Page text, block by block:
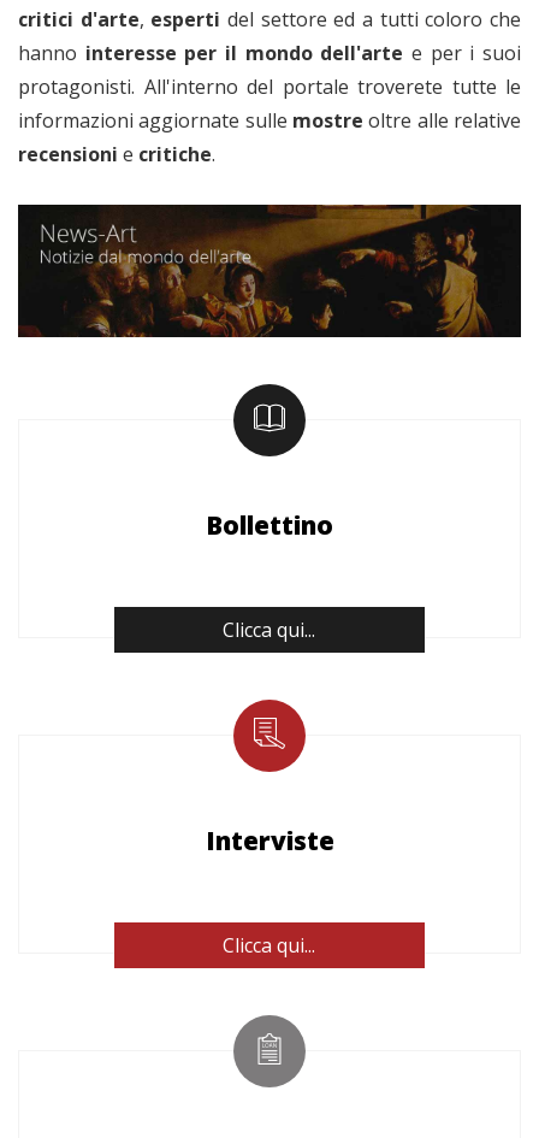
critici d'arte, espertidel settore ed a tutti coloro che
hanno interesse per il mondo dell'arte e per i suoi
protagonisti. All'interno del portale troverete tutte le
informazioni aggiornate sulle mostreoltre alle relative
recensioni e critiche.
Bollettino
Clicca qui...
Interviste
Clicca qui...